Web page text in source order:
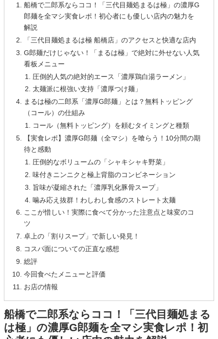
船橋で二郎系ならココ！「三代目麺処まるは極」の濃厚G
郎麺を全マシ実食レポ！初心者にも優しい店内の魅力を
解説
「三代目麺処まるは極 船橋店」のアクセスと快適な店内
G郎麺だけじゃない！「まるは極」で絶対に外せない人気
看板メニュー
圧倒的人気の絶対的エース「濃厚鶏白湯ラーメン」
太麺派に根強い支持「濃厚つけ麺」
まるは極の二郎系「濃厚G郎麺」とは？無料トッピング
（コール）の仕組み
コール（無料トッピング）を頼むタイミングと種類
【実食レポ】濃厚G郎麺（全マシ）を喰らう！10分間の期
待と感動
圧倒的なボリュームの「シャキシャキ野菜」
味付きニンニクと極上背脂のコンビネーション
旨味が凝縮された「濃厚乳化豚骨スープ」
噛み応え抜群！わしわし食感のストレート太麺
ここが惜しい！実際に食べて分かった注意点と味変のコ
ツ
卓上の「割りスープ」で新しい発見！
コスパ面についての正直な感想
総評
今回食べたメニューと評価
お店の情報
船橋で二郎系ならココ！「三代目麺処まる
は極」の濃厚G郎麺を全マシ実食レポ！初